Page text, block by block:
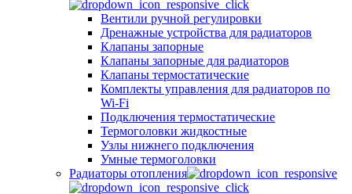
Вентили ручной регулировки
Дренажные устройства для радиаторов
Клапаны запорные
Клапаны запорные для радиаторов
Клапаны термостатические
Комплекты управления для радиаторов по
Wi-Fi
Подключения термостатические
Термоголовки жидкостные
Узлы нижнего подключения
Умные термоголовки
Радиаторы отопления